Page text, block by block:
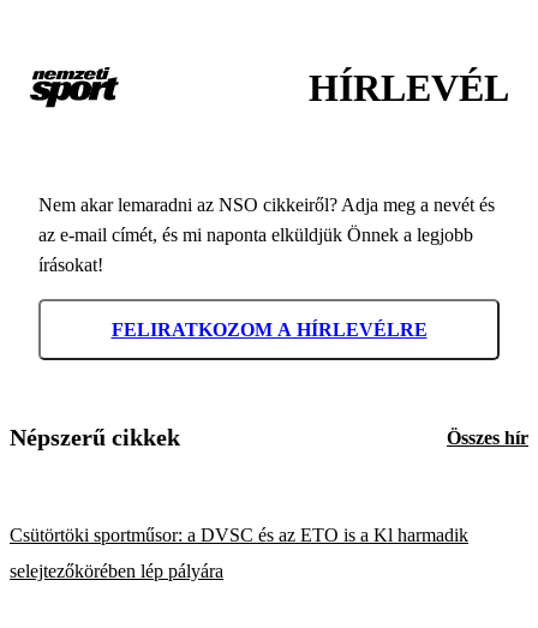
HÍRLEVÉL
Nem akar lemaradni az NSO cikkeiről? Adja meg a nevét és
az e-mail címét, és mi naponta elküldjük Önnek a legjobb
írásokat!
FELIRATKOZOM A HÍRLEVÉLRE
Népszerű cikkek Összes hír
Csütörtöki sportműsor: a DVSC és az ETO is a Kl harmadik
selejtezőkörében lép pályára